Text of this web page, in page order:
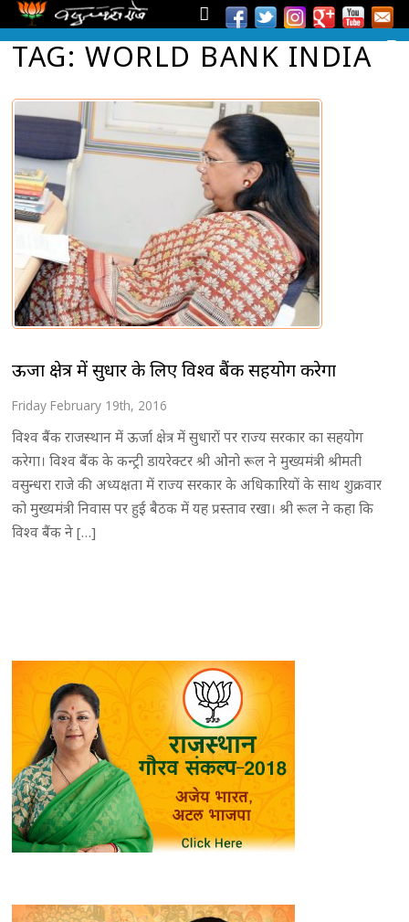
TAG: WORLD BANK INDIA
ऊर्जा क्षेत्र में सुधार के लिए विश्व बैंक सहयोग करेगा
Friday February 19th, 2016
विश्व बैंक राजस्थान में ऊर्जा क्षेत्र में सुधारों पर राज्य सरकार का सहयोग
करेगा। विश्व बैंक के कन्ट्री डायरेक्टर श्री ओनो रूल ने मुख्यमंत्री श्रीमती
वसुन्धरा राजे की अध्यक्षता में राज्य सरकार के अधिकारियों के साथ शुक्रवार
को मुख्यमंत्री निवास पर हुई बैठक में यह प्रस्ताव रखा। श्री रूल ने कहा कि
विश्व बैंक ने […]